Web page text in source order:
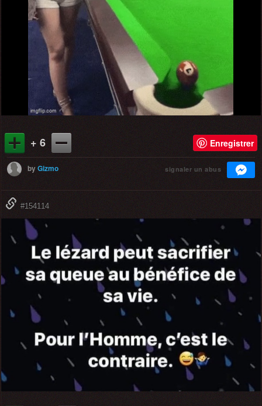
+ 6 Enregistrer
byGizmo signaler un abus
#154114